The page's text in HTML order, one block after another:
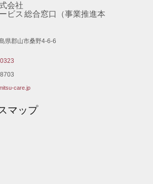
会社
ビス 総合窓口（事業推進本
県郡山市桑野4-6-6
care.jp
マップ